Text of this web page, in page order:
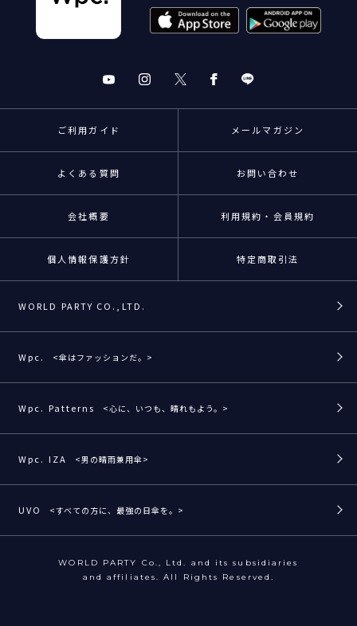
ご利用ガイド メールマガジン
よくある質問 お問い合わせ
会社概要 利用規約・会員規約
個人情報保護方針 特定商取引法
WORLD PARTY CO.,LTD.
Wpc. <傘はファッションだ。>
Wpc. Patterns <心に、いつも、晴れもよう。>
Wpc. IZA <男の晴雨兼用傘>
UVO <すべての方に、最強の日傘を。>
WORLD PARTY Co., Ltd. and its subsidiaries
and affiliates. All Rights Reserved.